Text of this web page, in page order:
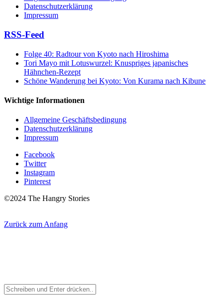
Datenschutzerklärung
Impressum
RSS-Feed
Folge 40: Radtour von Kyoto nach Hiroshima
Tori Mayo mit Lotuswurzel: Knuspriges japanisches
Hähnchen-Rezept
Schöne Wanderung bei Kyoto: Von Kurama nach Kibune
Wichtige Informationen
Allgemeine Geschäftsbedingung
Datenschutzerklärung
Impressum
Facebook
Twitter
Instagram
Pinterest
©2024 The Hangry Stories
Zurück zum Anfang